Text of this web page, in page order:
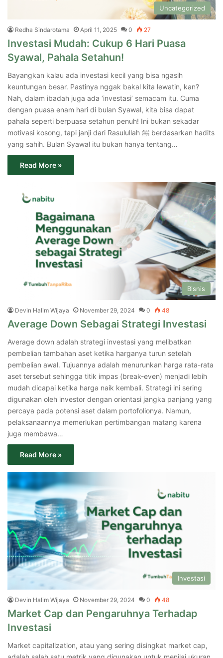
Uncategorized
Redha Sindarotama April 11, 2025 0 27
Investasi Mudah: Cukup 6 Hari Puasa
Syawal, Pahala Setahun!
Bayangkan kalau ada investasi kecil yang bisa ngasih
keuntungan besar. Pastinya nggak bakal kita lewatin, kan?
Nah, dalam ibadah juga ada ‘investasi’ semacam itu. Cuma
dengan puasa enam hari di bulan Syawal, kita bisa dapat
pahala seperti berpuasa setahun penuh! Ini bukan sekadar
motivasi kosong, tapi janji dari Rasulullah ﷺ berdasarkan hadits
yang sahih. Bulan Syawal itu bukan hanya tentang…
Read More »
Bisnis
Devin Halim Wijaya November 29, 2024 0 48
Average Down Sebagai Strategi Investasi
Average down adalah strategi investasi yang melibatkan
pembelian tambahan aset ketika harganya turun setelah
pembelian awal. Tujuannya adalah menurunkan harga rata-rata
aset tersebut sehingga titik impas (break-even) menjadi lebih
mudah dicapai ketika harga naik kembali. Strategi ini sering
digunakan oleh investor dengan orientasi jangka panjang yang
percaya pada potensi aset dalam portofolionya. Namun,
pelaksanaannya memerlukan pertimbangan matang karena
juga membawa…
Read More »
Investasi
Devin Halim Wijaya November 29, 2024 0 48
Market Cap dan Pengaruhnya Terhadap
Investasi
Market capitalization, atau yang sering disingkat market cap,